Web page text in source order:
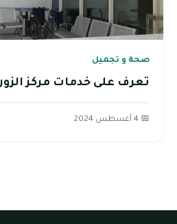
صحة و تجميل
تعرف على خدمات مركز
📅 4 أغسطس 2024